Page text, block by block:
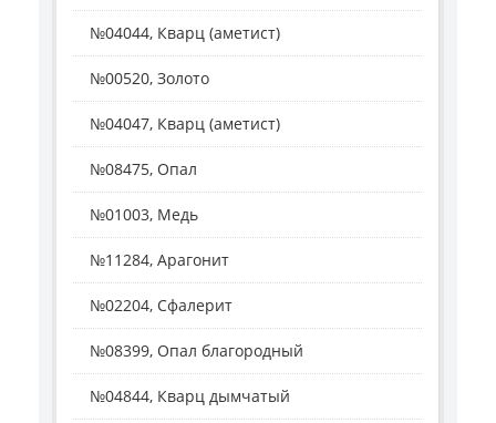
№04044, Кварц (аметист)
№00520, Золото
№04047, Кварц (аметист)
№08475, Опал
№01003, Медь
№11284, Арагонит
№02204, Сфалерит
№08399, Опал благородный
№04844, Кварц дымчатый